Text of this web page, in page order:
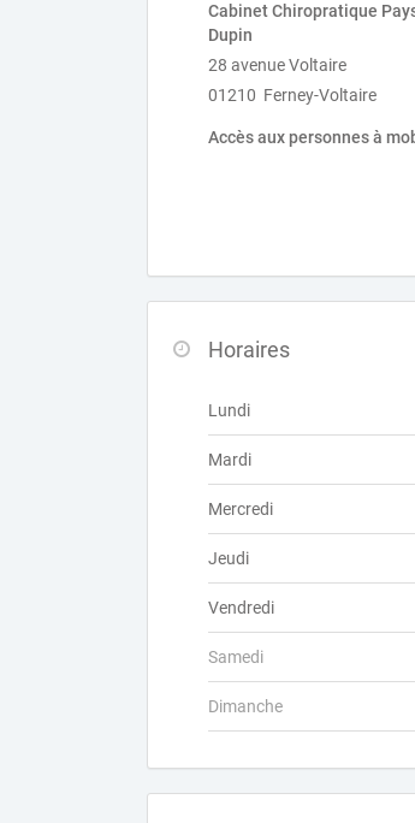
Cabinet Chiropratique
Dupin
28 avenue Voltaire
01210 Ferney-Voltaire
Accès aux personnes à
Horaires
Lundi
Mardi
Mercredi
Jeudi
Vendredi
Samedi
Dimanche